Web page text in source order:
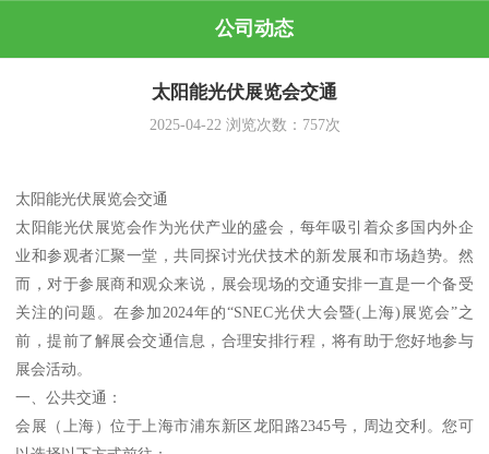
公司动态
太阳能光伏展览会交通
2025-04-22 浏览次数： 757次
太阳能光伏展览会交通
太阳能光伏展览会作为光伏产业的盛会，每年吸引着众多国内外企
业和参观者汇聚一堂，共同探讨光伏技术的新发展和市场趋势。然
而，对于参展商和观众来说，展会现场的交通安排一直是一个备受
关注的问题。在参加2024年的“SNEC光伏大会暨(上海)展览会”之
前，提前了解展会交通信息，合理安排行程，将有助于您好地参与
展会活动。
一、公共交通：
会展（上海）位于上海市浦东新区龙阳路2345号，周边交利。您可